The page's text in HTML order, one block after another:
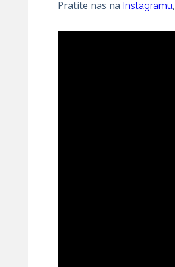
Pratite nas na Instagramu,